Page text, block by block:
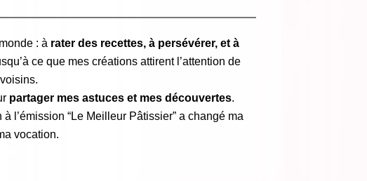
: à rater des recettes, à persévérer, et à
ce que mes créations attirent l’attention de
partager mes astuces et mes découvertes.
l’émission “Le Meilleur Pâtissier” a changé ma
vocation.